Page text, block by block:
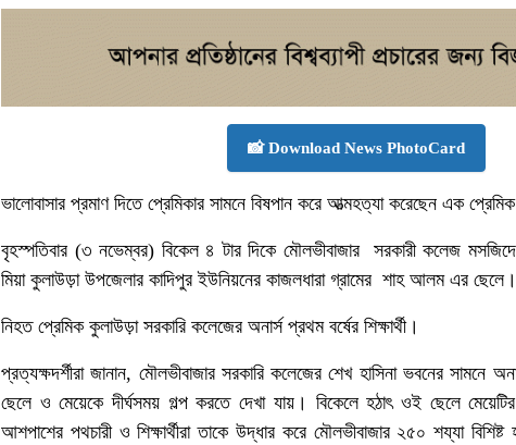
📸 Download News PhotoCard
ভালোবাসার প্রমাণ দিতে প্রেমিকার সামনে‌ বিষপান করে আত্মহত্যা করেছেন এক
বৃহস্পতিবার (৩ নভেম্বর) বিকেল ৪ টার দিকে মৌলভীবাজার সরকারী কলেজ
মিয়া কুলাউড়া উপজেলার কাদিপুর ইউনিয়নের কাজলধারা গ্রামের শাহ আলম এর ছেলে।
নিহত প্রেমিক কুলাউড়া সরকারি কলেজের অনার্স প্রথম বর্ষের শিক্ষার্থী।
প্রত্যক্ষদর্শীরা জানান, মৌলভীবাজার সরকারি কলেজের শেখ হাসিনা ভবনের সামনে
ছেলে ও মেয়েকে দীর্ঘসময় গল্প করতে দেখা যায়। বিকেলে হঠাৎ ওই ছেলে
আশপাশের পথচারী ও শিক্ষার্থীরা তাকে উদ্ধার করে মৌলভীবাজার ২৫০ শয্যা বিশিষ্ট